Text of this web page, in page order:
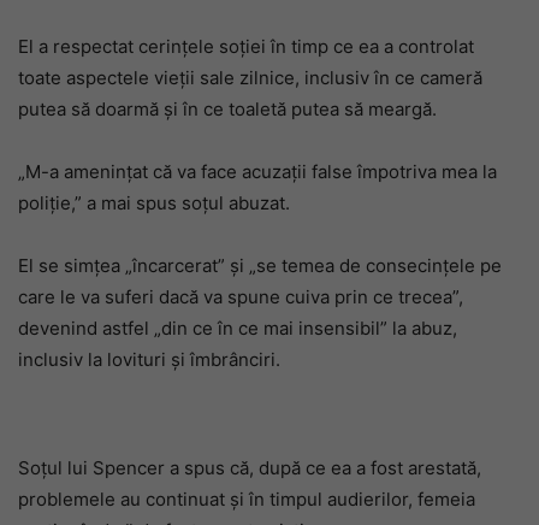
El a respectat cerințele soției în timp ce ea a controlat
toate aspectele vieții sale zilnice, inclusiv în ce cameră
putea să doarmă și în ce toaletă putea să meargă.
„M-a amenințat că va face acuzații false împotriva mea la
poliție,” a mai spus soțul abuzat.
El se simțea „încarcerat” și „se temea de consecințele pe
care le va suferi dacă va spune cuiva prin ce trecea”,
devenind astfel „din ce în ce mai insensibil” la abuz,
inclusiv la lovituri și îmbrânciri.
Soțul lui Spencer a spus că, după ce ea a fost arestată,
problemele au continuat și în timpul audierilor, femeia